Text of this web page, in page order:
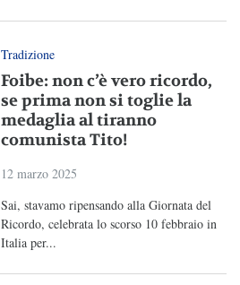
Tradizione
Foibe: non c’è vero ricordo,
se prima non si toglie la
medaglia al tiranno
comunista Tito!
12 marzo 2025
Sai, stavamo ripensando alla Giornata del
Ricordo, celebrata lo scorso 10 febbraio in
Italia per...